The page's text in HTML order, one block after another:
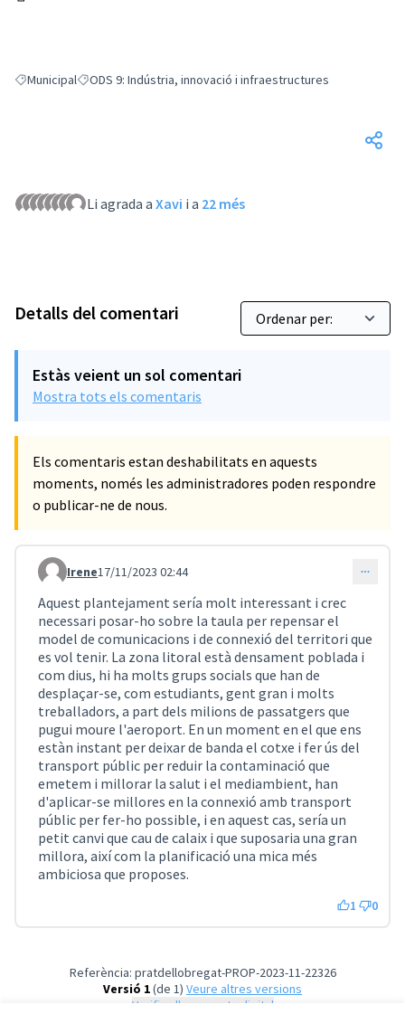
Resultats en filtrar per: Municipal
MunicipalResultats en filtrar per: ODS 9: Indústria, innovació i
ODS 9: Indústria, innovació i infraestructures
Li agrada a Xavi i a 22 més
Detalls del comentari
Estàs veient un sol comentari
Mostra tots els comentaris
Els comentaris estan deshabilitats en aquests
moments, només les administradores poden respondre
o publicar-ne de nous.
Comentari 3730 (respon al comentari 3709)
Irene17/11/2023 02:44
Aquest plantejament sería molt interessant i crec
necessari posar-ho sobre la taula per repensar el
model de comunicacions i de connexió del territori que
es vol tenir. La zona litoral està densament poblada i
com dius, hi ha molts grups socials que han de
desplaçar-se, com estudiants, gent gran i molts
treballadors, a part dels milions de passatgers que
pugui moure l'aeroport. En un moment en el que ens
estàn instant per deixar de banda el cotxe i fer ús del
transport públic per reduir la contaminació que
emetem i millorar la salut i el mediambient, han
d'aplicar-se millores en la connexió amb transport
públic per fer-ho possible, i en aquest cas, sería un
petit canvi que cau de calaix i que suposaria una gran
millora, així com la planificació una mica més
ambiciosa que proposes.
1 0
Referència: pratdellobregat-PROP-2023-11-22326
Versió 1(de 1)
veure altres versions
Verifica l'empremta digital